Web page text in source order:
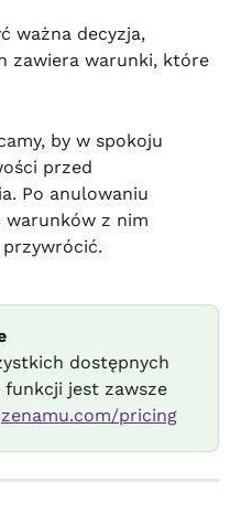
ważna decyzja,
zawiera warunki, które
by w spokoju
przed
Po anulowaniu
warunków z nim
dostępnych
jest zawsze
zenamu.com/pricing